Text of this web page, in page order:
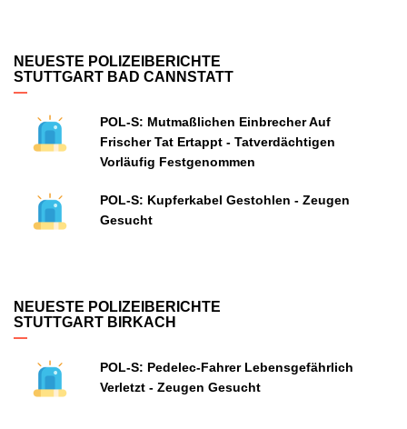
NEUESTE POLIZEIBERICHTE
STUTTGART BAD CANNSTATT
POL-S: Mutmaßlichen Einbrecher Auf
Frischer Tat Ertappt - Tatverdächtigen
Vorläufig Festgenommen
POL-S: Kupferkabel Gestohlen - Zeugen
Gesucht
NEUESTE POLIZEIBERICHTE
STUTTGART BIRKACH
POL-S: Pedelec-Fahrer Lebensgefährlich
Verletzt - Zeugen Gesucht